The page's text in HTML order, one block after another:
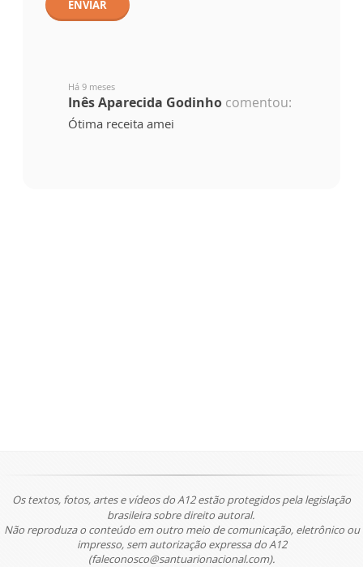
ENVIAR
Há 9 meses
Inês Aparecida Godinho comentou:
Ótima receita amei
Os textos, fotos, artes e vídeos do A12 estão protegidos pela legislação
brasileira sobre direito autoral.
Não reproduza o conteúdo em outro meio de comunicação, eletrônico ou
impresso, sem autorização expressa do A12
(faleconosco@santuarionacional.com).